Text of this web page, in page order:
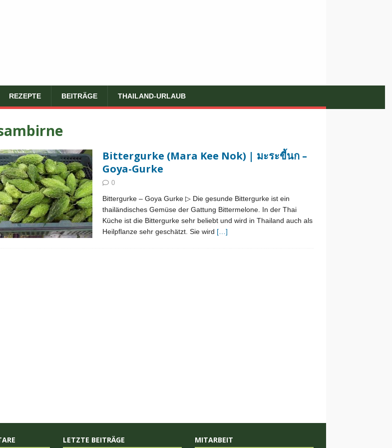
REZEPTE BEITRÄGE THAILAND-URLAUB
Bittergurke (Mara Kee Nok) | มะระขี้นก –
Goya-Gurke
0
Bittergurke – Goya Gurke ▷ Die gesunde Bittergurke ist ein
thailändisches Gemüse der Gattung Bittermelone. In der Thai
Küche ist die Bittergurke sehr beliebt und wird in Thailand auch als
Heilpflanze sehr geschätzt. Sie wird […]
LETZTE BEITRÄGE MITARBEIT